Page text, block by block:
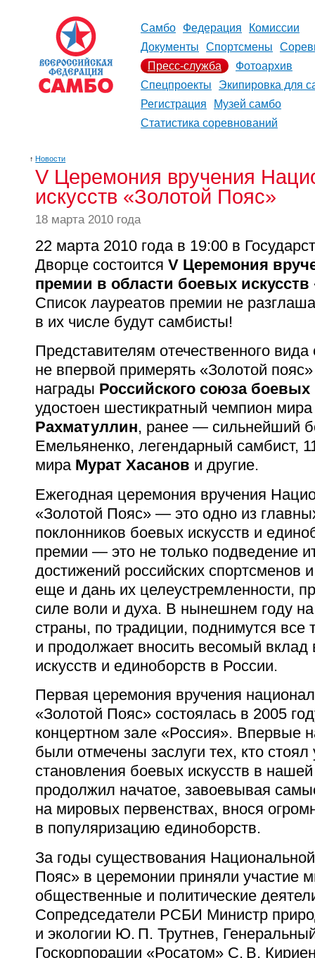
Самбо Федерация
Комиссии
Документы
Спортсмены
Пресс-служба
Фотоархив
Спецпроекты
Экипировка для
Регистрация
Музей самбо
Статистика соревнований
↑ Новости
V Церемония вручения
искусств «Золотой Пояс»
18 марта 2010 года
22 марта 2010 года в 19:00 в
Дворце состоится V Церемония
премии в области боевых искусств
Список лауреатов премии не
в их числе будут самбисты!
Представителям отечественного вида
не впервой примерять «Золотой
награды Российского союза боевых
удостоен шестикратный чемпион
Рахматуллин, ранее — сильнейший
Емельяненко, легендарный самбист,
мира Мурат Хасанов и другие.
Ежегодная церемония вручения
«Золотой Пояс» — это одно из
поклонников боевых искусств и
премии — это не только подведение
достижений российских спортсменов
еще и дань их целеустремленности,
силе воли и духа. В нынешнем году
страны, по традиции, поднимутся все
и продолжает вносить весомый вклад
искусств и единоборств в России.
Первая церемония вручения
«Золотой Пояс» состоялась в 2005
концертном зале «Россия». Впервые
были отмечены заслуги тех, кто стоял
становления боевых искусств в нашей
продолжил начатое, завоевывая
на мировых первенствах, внося
в популяризацию единоборств.
За годы существования
Пояс» в церемонии приняли участие
общественные и политические
Сопредседатели РСБИ Министр
и экологии Ю. П. Трутнев,
Госкорпорации «Росатом» С. В.